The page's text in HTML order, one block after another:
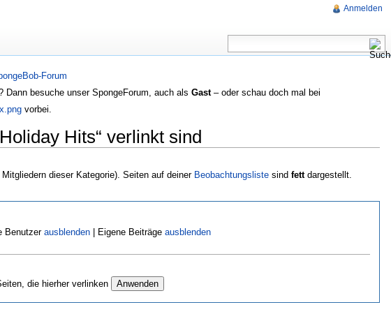
besuche unser SpongeForum, auch als Gast– oder schau doch mal bei
vorbei.
Hits“ verlinkt sind
dieser Kategorie). Seiten auf deiner Beobachtungsliste sind fettdargestellt.
Benutzerausblenden| Eigene Beiträge ausblenden
die hierher verlinken
Anmelden